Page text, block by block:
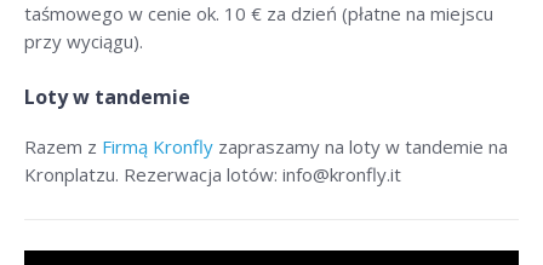
taśmowego w cenie ok. 10 € za dzień (płatne na miejscu
przy wyciągu).
Loty w tandemie
Razem z Firmą Kronfly zapraszamy na loty w tandemie na
Kronplatzu. Rezerwacja lotów: info@kronfly.it